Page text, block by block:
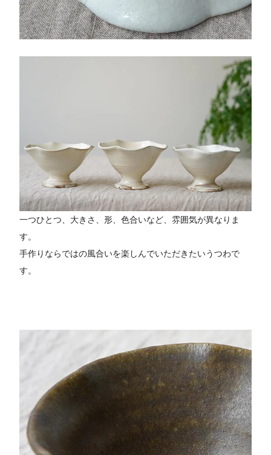
一つひとつ、大きさ、形、色合いなど、雰囲気が異なりま
す。
手作りならではの風合いを楽しんでいただきたいうつわで
す。